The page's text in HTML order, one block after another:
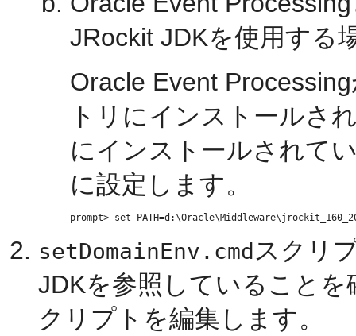
JRockit JDKを使用する
Oracle Event
トリにインストールさ
にインストールされて
に設定します。
setDomainEnv.cmd スクリ
JDKを参照していること
クリプトを編集します。